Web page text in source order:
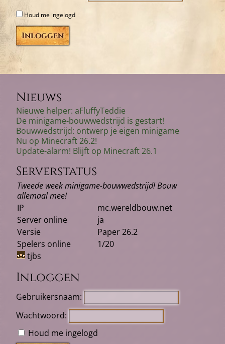
Houd me ingelogd
Inloggen
Nieuws
Nieuwe helper: aFluffyTeddie
De minigame-bouwwedstrijd is gestart!
Bouwwedstrijd: ontwerp je eigen minigame
Nu op Minecraft 26.2!
Update-alarm! Blijft op Minecraft 26.1
Serverstatus
Tweede week minigame-bouwwedstrijd! Bouw
allemaal mee!
IP
mc.wereldbouw.net
Server online
ja
Versie
Paper 26.2
Spelers online
1/20
tjbs
Inloggen
Gebruikersnaam:
Wachtwoord:
Houd me ingelogd